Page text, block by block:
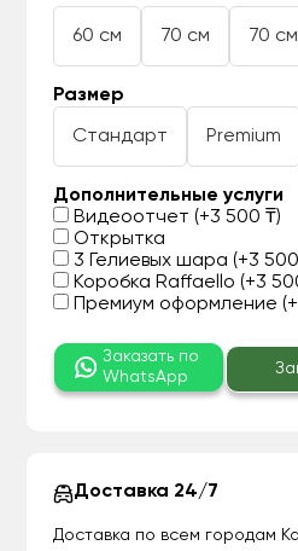
60 см 70 см 70 см
Размер
Стандарт Premium
Дополнительные услуги
Видеоотчет (+3 500 ₸)
Открытка
3 Гелиевых шара (+3
Коробка Raffaello (+3
Премиум оформление
Заказать по
WhatsApp
Доставка 24/7
Доставка по всем городам